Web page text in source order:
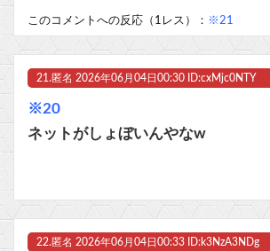
このコメントへの反応（1レス）： ※21
21. 匿名 2026年06月04日00:30 ID:cxMjc0NTY
※20
ネットがしょぼいんやなw
22. 匿名 2026年06月04日00:33 ID:k3NzA3NDg